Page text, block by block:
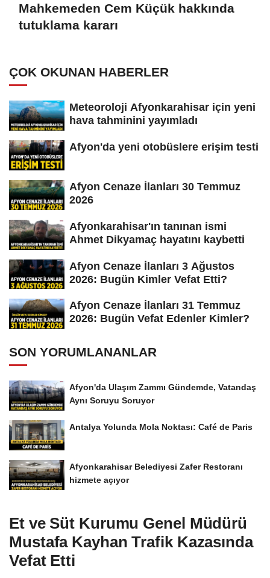
Mahkemeden Cem Küçük hakkında
tutuklama kararı
ÇOK OKUNAN HABERLER
Meteoroloji Afyonkarahisar için yeni
hava tahminini yayımladı
Afyon'da yeni otobüslere erişim testi
Afyon Cenaze İlanları 30 Temmuz
2026
Afyonkarahisar'ın tanınan ismi
Ahmet Dikyamaç hayatını kaybetti
Afyon Cenaze İlanları 3 Ağustos
2026: Bugün Kimler Vefat Etti?
Afyon Cenaze İlanları 31 Temmuz
2026: Bugün Vefat Edenler Kimler?
SON YORUMLANANLAR
Afyon'da Ulaşım Zammı Gündemde, Vatandaş
Aynı Soruyu Soruyor
Antalya Yolunda Mola Noktası: Café de Paris
Afyonkarahisar Belediyesi Zafer Restoranı
hizmete açıyor
Et ve Süt Kurumu Genel Müdürü
Mustafa Kayhan Trafik Kazasında
Vefat Etti